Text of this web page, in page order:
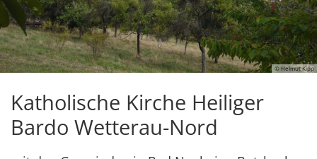
© Helmut Kipp
Katholische Kirche Heiliger
Bardo Wetterau-Nord